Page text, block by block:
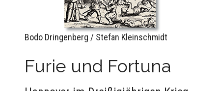
Bodo Dringenberg / Stefan Kleinschmidt
Furie und Fortuna